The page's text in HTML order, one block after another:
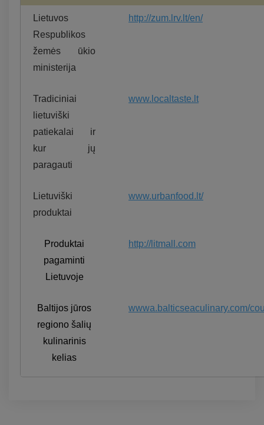
Lietuvos
Respublikos
žemės ūkio
ministerija
http://zum.lrv.lt/en/
Tradiciniai
lietuviški
patiekalai ir
kur jų
paragauti
www.localtaste.lt
Lietuviški
produktai
www.urbanfood.lt/
Produktai
pagaminti
Lietuvoje
http://litmall.com
Baltijos jūros
regiono šalių
kulinarinis
kelias
wwwa.balticseaculinary.com/